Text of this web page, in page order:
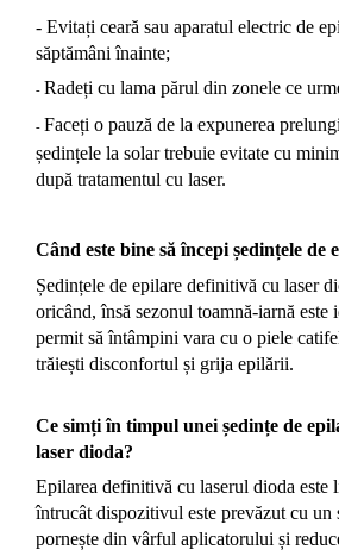
- Evitați ceară sau aparatul electric de
săptămâni înainte;
- Radeți cu lama părul din zonele ce
- Faceți o pauză de la expunerea
ședințele la solar trebuie evitate cu
după tratamentul cu laser.
Când este bine să începi ședințele de
Ședințele de epilare definitivă cu laser
oricând, însă sezonul toamnă-iarnă este
permit să întâmpini vara cu o piele
trăiești disconfortul și grija epilării.
Ce simți în timpul unei ședințe de
laser dioda?
Epilarea definitivă cu laserul dioda este
întrucât dispozitivul este prevăzut cu un
pornește din vârful aplicatorului și